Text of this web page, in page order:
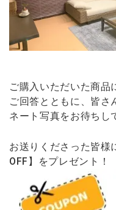
ご購入いただいた商品
ご回答とともに、皆さ
ネート写真をお待ちし
お送りくださった皆様
OFF】をプレ ゼント！